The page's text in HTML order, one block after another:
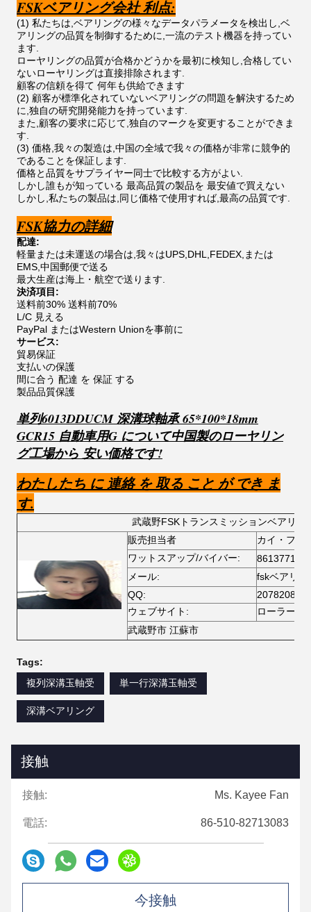
FSKベアリング会社 利点:
(1) 私たちは,ベアリングの様々なデータパラメータを検出し,ベ
アリングの品質を制御するために,一流のテスト機器を持ってい
ます.
ローヤリングの品質が合格かどうかを最初に検知し,合格してい
ないローヤリングは直接排除されます.
顧客の信頼を得て 何年も供給できます
(2) 顧客が標準化されていないベアリングの問題を解決するため
に,独自の研究開発能力を持っています.
また,顧客の要求に応じて,独自のマークを変更することができま
す.
(3) 価格,我々の製造は,中国の全域で我々の価格が非常に競争的
であることを保証します.
価格と品質をサプライヤー同士で比較する方がよい.
しかし誰もが知っている 最高品質の製品を 最安値で買えない
しかし,私たちの製品は,同じ価格で使用すれば,最高の品質です.
FSK協力の詳細
配達:
軽量または未運送の場合は,我々はUPS,DHL,FEDEX,または
EMS,中国郵便で送る
最大生産は海上・航空で送ります.
決済項目:
送料前30% 送料前70%
L/C 見える
PayPal またはWestern Unionを事前に
サービス:
貿易保証
支払いの保護
間に合う 配達 を 保証 する
製品品質保護
単列6013DDUCM 深溝球軸承 65*100*18mm
GCR15 自動車用G について中国製のローヤリン
グ工場から 安い価格です!
わたしたち に 連絡 を 取る こと が でき ま
す.
武蔵野FSKトランスミッションベアリン
販売担当者
カイ・ファ
ワットスアップ/バイバー:
メール:
fskベアリ
QQ:
207820856
ウェブサイト:
ローラーベ
武蔵野市 江蘇市
Tags:
複列深溝玉軸受
単一行深溝玉軸受
深溝ベアリング
接触
接触: Ms. Kayee Fan
電話: 86-510-82713083
今接触